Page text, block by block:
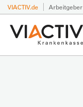
VIACTIV.de Arbeitgeber